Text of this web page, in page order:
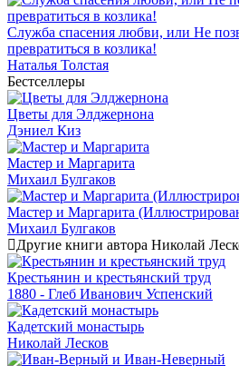
Служба спасения любви, или Не
превратиться в козлика!
Наталья Толстая
Бестселлеры
Цветы для Элджернона
Дэниел Киз
Мастер и Маргарита
Михаил Булгаков
Мастер и Маргарита
Михаил Булгаков
Другие книги автора Николай
Крестьянин и крестьянский труд
1880 - Глеб Иванович Успенский
Кадетский монастырь
Николай Лесков